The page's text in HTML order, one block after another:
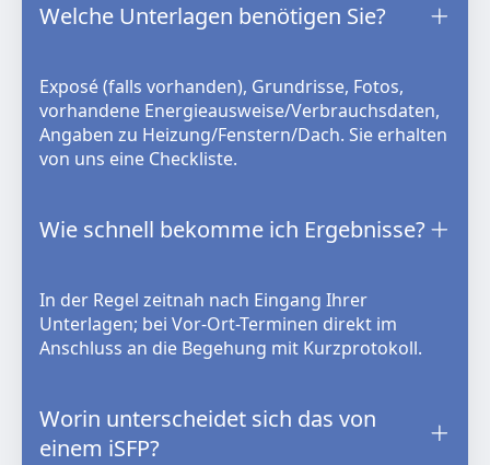
Welche Unterlagen benötigen Sie?
Exposé (falls vorhanden), Grundrisse, Fotos,
vorhandene Energieausweise/Verbrauchsdaten,
Angaben zu Heizung/Fenstern/Dach. Sie erhalten
von uns eine Checkliste.
Wie schnell bekomme ich Ergebnisse?
In der Regel zeitnah nach Eingang Ihrer
Unterlagen; bei Vor-Ort-Terminen direkt im
Anschluss an die Begehung mit Kurzprotokoll.
Worin unterscheidet sich das von
einem iSFP?